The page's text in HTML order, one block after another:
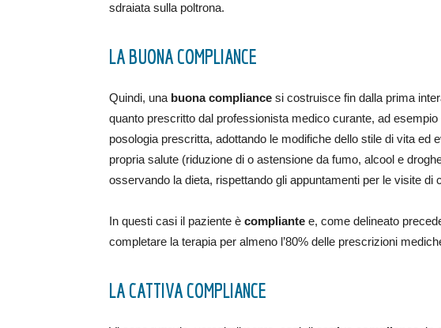
sdraiata sulla poltrona.
LA BUONA COMPLIANCE
Quindi, una buona compliance si costruisce fin dalla prima
quanto prescritto dal professionista medico curante, ad
posologia prescritta, adottando le modifiche dello stile di vita ed
propria salute (riduzione di o astensione da fumo, alcool e
osservando la dieta, rispettando gli appuntamenti per le visite di
In questi casi il paziente è compliante e, come delineato
completare la terapia per almeno l’80% delle prescrizioni
LA CATTIVA COMPLIANCE